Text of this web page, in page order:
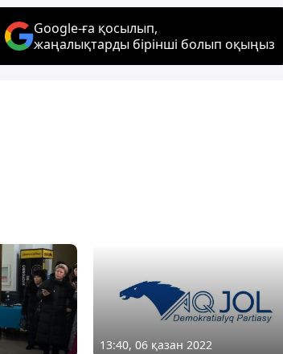
Google-ға қосылып,
жаңалықтарды бірінші болып оқыңыз
13:40, 06 қазан 2022